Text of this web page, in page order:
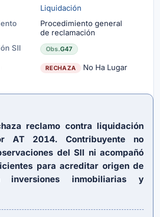
Liquidación
Procedimiento general
de reclamación
SII
Obs.G47
RECHAZA No Ha Lugar
reclamo contra liquidación
AT 2014. Contribuyente no
del SII ni acompañó
para acreditar origen de
inversiones inmobiliarias y